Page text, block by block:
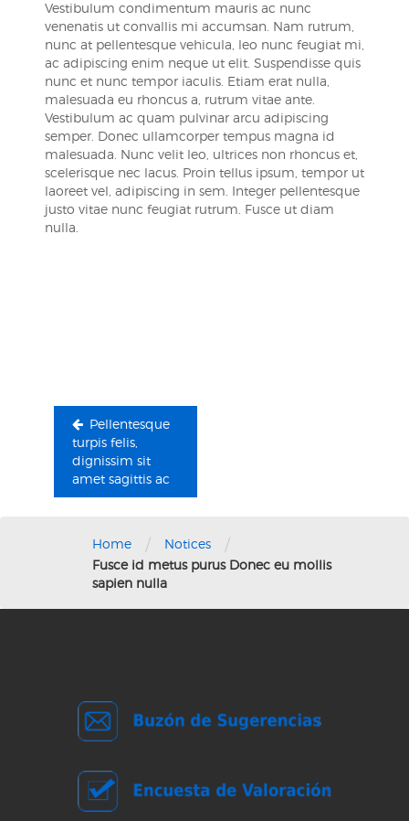
Vestibulum condimentum mauris ac nunc
venenatis ut convallis mi accumsan. Nam rutrum,
nunc at pellentesque vehicula, leo nunc feugiat mi,
ac adipiscing enim neque ut elit. Suspendisse quis
nunc et nunc tempor iaculis. Etiam erat nulla,
malesuada eu rhoncus a, rutrum vitae ante.
Vestibulum ac quam pulvinar arcu adipiscing
semper. Donec ullamcorper tempus magna id
malesuada. Nunc velit leo, ultrices non rhoncus et,
scelerisque nec lacus. Proin tellus ipsum, tempor ut
laoreet vel, adipiscing in sem. Integer pellentesque
justo vitae nunc feugiat rutrum. Fusce ut diam
nulla.
Pellentesque
turpis felis,
dignissim sit
amet sagittis ac
Home / Notices /
Fusce id metus purus Donec eu mollis
sapien nulla